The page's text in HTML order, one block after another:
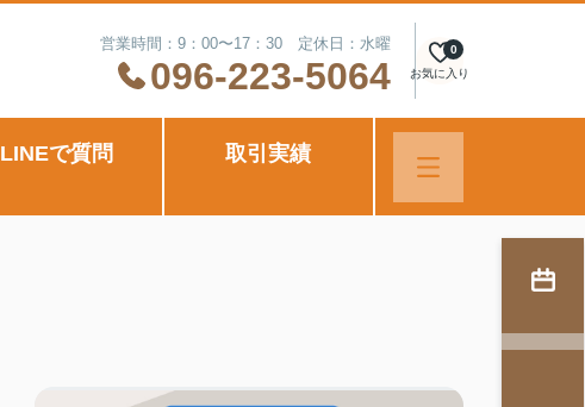
営業時間：9：00〜17：30 定休日：水曜
096-223-5064 お気に入り
0
LINEで質問 取引実績